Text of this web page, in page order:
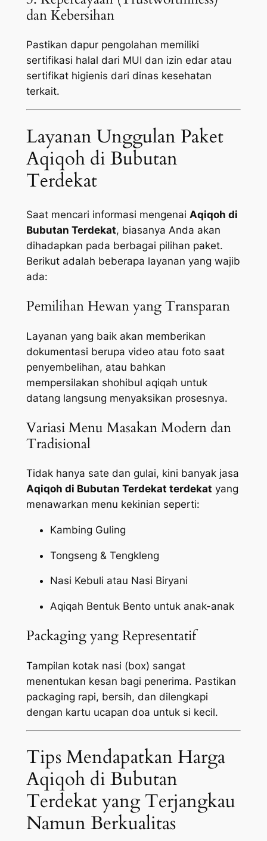
dan Kebersihan
Pastikan dapur pengolahan memiliki
sertifikasi halal dari MUI dan izin edar atau
sertifikat higienis dari dinas kesehatan
terkait.
Layanan Unggulan Paket
Aqiqoh di Bubutan
Terdekat
Saat mencari informasi mengenai Aqiqoh di
Bubutan Terdekat, biasanya Anda akan
dihadapkan pada berbagai pilihan paket.
Berikut adalah beberapa layanan yang wajib
ada:
Pemilihan Hewan yang Transparan
Layanan yang baik akan memberikan
dokumentasi berupa video atau foto saat
penyembelihan, atau bahkan
mempersilakan shohibul aqiqah untuk
datang langsung menyaksikan prosesnya.
Variasi Menu Masakan Modern dan
Tradisional
Tidak hanya sate dan gulai, kini banyak jasa
Aqiqoh di Bubutan Terdekat terdekat yang
menawarkan menu kekinian seperti:
Kambing Guling
Tongseng & Tengkleng
Nasi Kebuli atau Nasi Biryani
Aqiqah Bentuk Bento untuk anak-anak
Packaging yang Representatif
Tampilan kotak nasi (box) sangat
menentukan kesan bagi penerima. Pastikan
packaging rapi, bersih, dan dilengkapi
dengan kartu ucapan doa untuk si kecil.
Tips Mendapatkan Harga
Aqiqoh di Bubutan
Terdekat yang Terjangkau
Namun Berkualitas